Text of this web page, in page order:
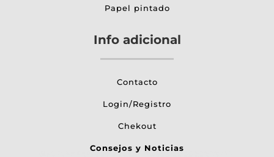
Papel pintado
Info adicional
Contacto
Login/Registro
Chekout
Consejos y Noticias